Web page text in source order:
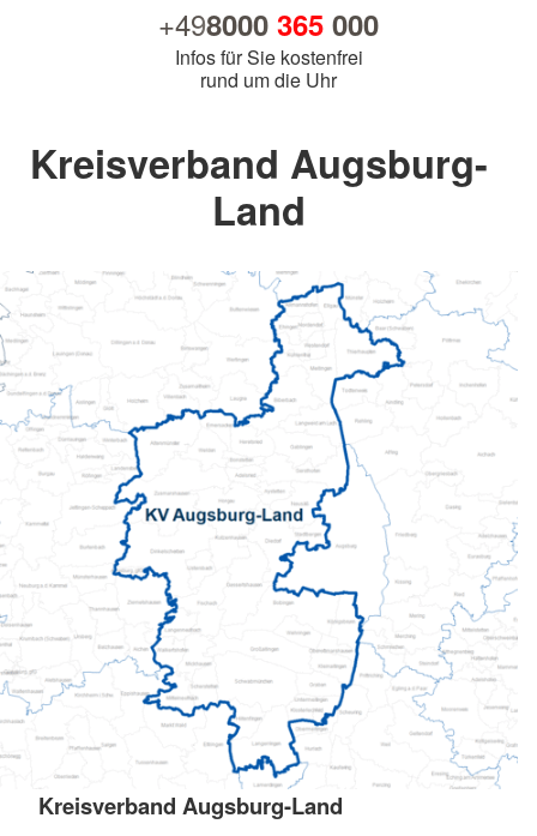
+498000 365 000
Infos für Sie kostenfrei
rund um die Uhr
Kreisverband Augsburg-
Land
Kreisverband Augsburg-Land